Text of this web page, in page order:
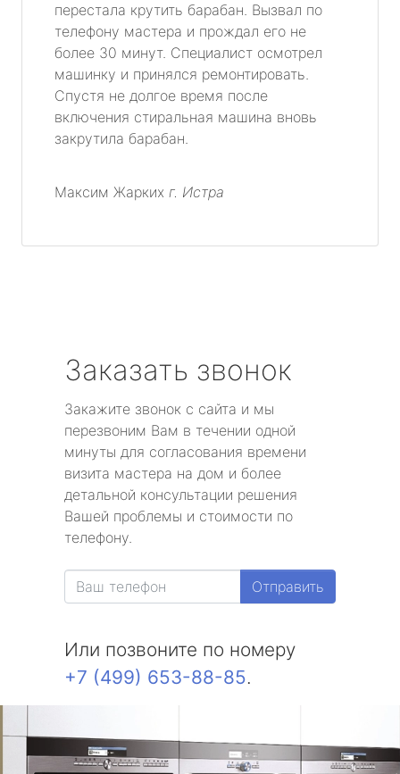
перестала крутить барабан. Вызвал по
телефону мастера и прождал его не
более 30 минут. Специалист осмотрел
машинку и принялся ремонтировать.
Спустя не долгое время после
включения стиральная машина вновь
закрутила барабан.
Максим Жарких г. Истра
Заказать звонок
Закажите звонок с сайта и мы
перезвоним Вам в течении одной
минуты для согласования времени
визита мастера на дом и более
детальной консультации решения
Вашей проблемы и стоимости по
телефону.
Отправить
Или позвоните по номеру
+7 (499) 653-88-85.